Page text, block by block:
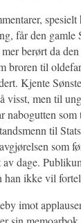
får den gamle
berørt da
broren til
Kjente
visst, men til
nabogutten
til
som
dage.
han ikke vil
imot